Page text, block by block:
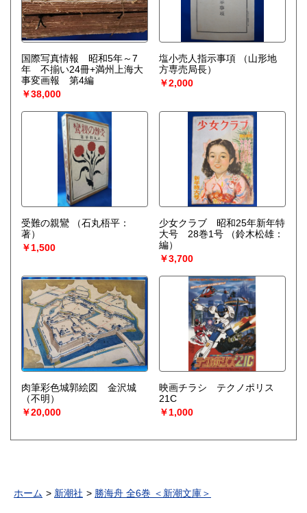
国際写真情報 昭和5年～7
年 不揃い24冊+満州上海大
事変画報 第4編
￥38,000
塩小売人指示事項
（山形地
方専売局長）
￥2,000
受難の親鸞
（石丸梧平：
著）
￥1,500
少女クラブ 昭和25年新年特
大号 28巻1号
（鈴木松雄：
編）
￥3,700
肉筆彩色城郭絵図 金沢城
（不明）
￥20,000
映画チラシ テクノポリス
21C
￥1,000
ホーム 新潮社 勝海舟 全6巻 ＜新潮文庫＞